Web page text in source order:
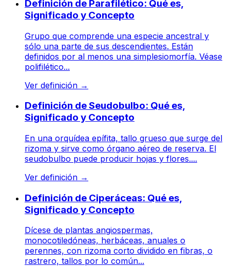
Definición de Parafilético: Qué es,
Significado y Concepto
Grupo que comprende una especie ancestral y
sólo una parte de sus descendientes. Están
definidos por al menos una simplesiomorfía. Véase
polifilético...
Ver definición →
Definición de Seudobulbo: Qué es,
Significado y Concepto
En una orquídea epífita, tallo grueso que surge del
rizoma y sirve como órgano aéreo de reserva. El
seudobulbo puede producir hojas y flores....
Ver definición →
Definición de Ciperáceas: Qué es,
Significado y Concepto
Dícese de plantas angiospermas,
monocotiledóneas, herbáceas, anuales o
perennes, con rizoma corto dividido en fibras, o
rastrero, tallos por lo común...